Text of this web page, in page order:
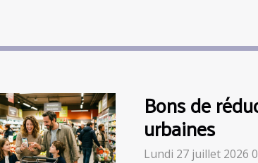
Bons de
urbaines
Lundi 27 juillet 2026